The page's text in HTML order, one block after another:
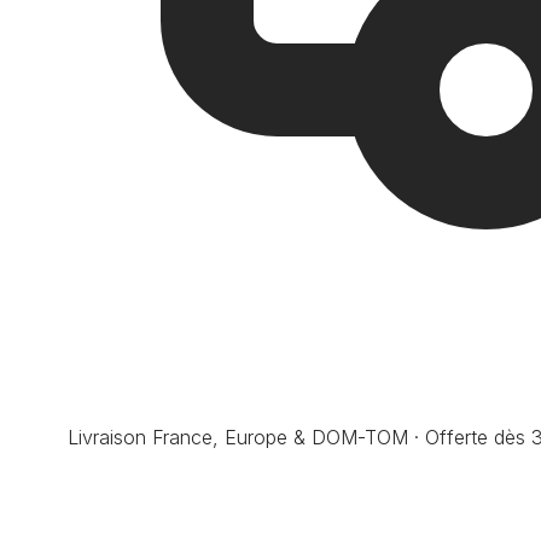
Livraison France, Europe & DOM-TOM · Offerte dès